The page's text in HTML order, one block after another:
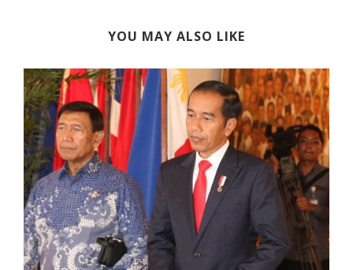
YOU MAY ALSO LIKE